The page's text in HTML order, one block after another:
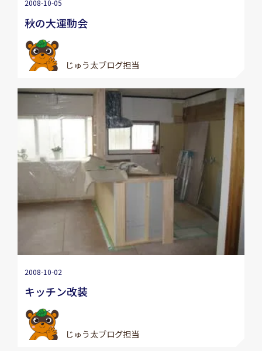
2008-10-05
秋の大運動会
じゅう太ブログ担当
2008-10-02
キッチン改装
じゅう太ブログ担当